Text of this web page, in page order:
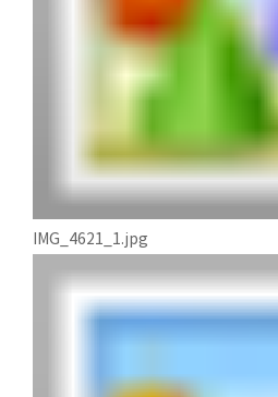
IMG_4621_1.jpg